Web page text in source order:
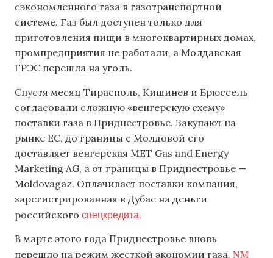
сэкономленного газа в газотранспортной
системе. Газ был доступен только для
приготовления пищи в многоквартирных домах,
промпредприятия не работали, а Молдавская
ГРЭС перешла на уголь.
Спустя месяц Тирасполь, Кишинев и Брюссель
согласовали сложную «венгерскую схему»
поставки газа в Приднестровье. Закупают на
рынке ЕС, до границы с Молдовой его
доставляет венгерская MET Gas and Energy
Marketing AG, а от границы в Приднестровье —
Moldovagaz. Оплачивает поставки компания,
зарегистрированная в Дубае на деньги
российского спецкредита.
В марте этого года Приднестровье вновь
перешло на режим жесткой экономии газа. NM